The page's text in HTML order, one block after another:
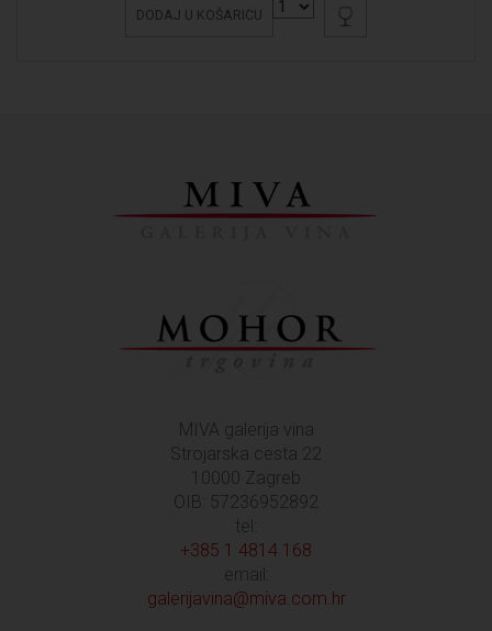
DODAJ U KOŠARICU
MIVA galerija vina
Strojarska cesta 22
10000 Zagreb
OIB: 57236952892
tel:
+385 1 4814 168
email:
galerijavina@miva.com.hr